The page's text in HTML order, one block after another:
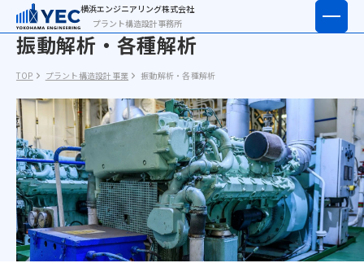
横浜エンジニアリング株式会社
プラント構造設計事務所
会社情報
プラント構造設計事業
採用情報
Contact
プラント構造設計
人材派遣サービス - 人材をお求めの方
人材派遣サービス - 仕事をお求めの方
その他のお問い合わせ
採用エントリーフォーム
振動解析・各種解析
TOP プラント構造設計事業 振動解析・各種解析